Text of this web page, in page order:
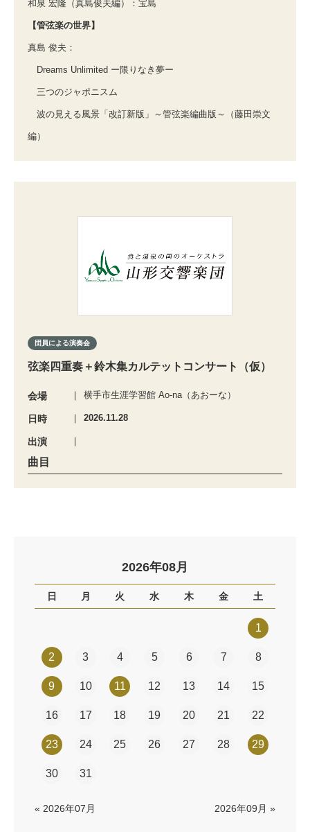
和泉 宏隆（真島俊夫編）：宝島
【管弦楽の世界】
真島 俊夫：
Dreams Unlimited ー限りなき夢ー
三つのジャポニスム
波の見える風景「改訂新版」～管弦楽編曲版～（藤田崇文
編）
団員による演奏会
弦楽四重奏＋鈴木集カルテットコンサート（仮）
会場 横手市生涯学習館 Ao-na（あおーな）
日時 2026.11.28
出演
曲目
2026年08月
日 月 火 水 木 金 土
1
2 3 4 5 6 7 8
9 10 11 12 13 14 15
16 17 18 19 20 21 22
23 24 25 26 27 28 29
30 31
« 2026年07月 2026年09月 »